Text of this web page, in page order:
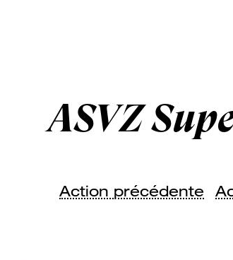
ASVZ
Action précédente